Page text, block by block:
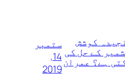
کوشش
کے حل کی
ہے؟ عمران
ستمبر
14,
2019